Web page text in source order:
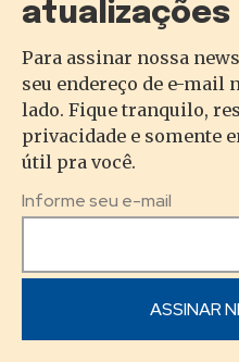
Para assinar nossa
seu endereço de e-mail
lado. Fique tranquilo,
privacidade e somente
útil pra você.
Informe seu e-mail